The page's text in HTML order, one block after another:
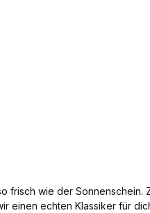
frisch wie der
einen echten Klassiker für